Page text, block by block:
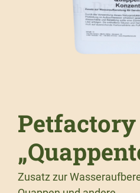
Petfactory
Zusatz zur